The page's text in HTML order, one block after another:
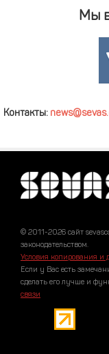
Мы в
Контакты:
© 2011-2026 сайт
законодательством.
Условия копирования и
Если у Вас есть
сделать его лучше и
связи